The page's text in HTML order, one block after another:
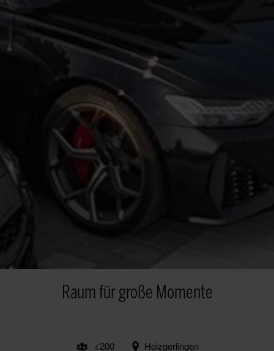
Raum für große Momente
<200 Holzgerlingen